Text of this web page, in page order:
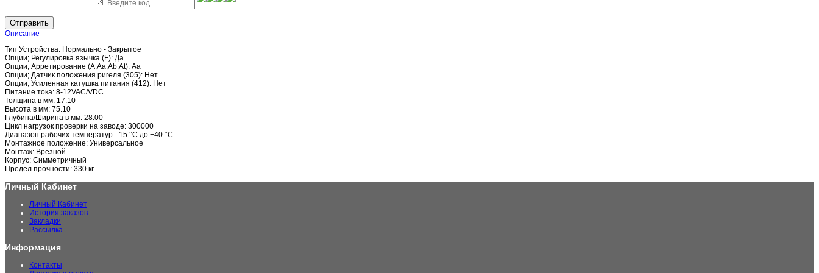
Отправить
Описание
Тип Устройства: Нормально - Закрытое
Опции; Регулировка язычка (F): Да
Опции; Арретирование (A,Aa,Ab,At): Aa
Опции; Датчик положения ригеля (305): Нет
Опции; Усиленная катушка питания (412): Нет
Питание тока: 8-12VAC/VDC
Толщина в мм: 17.10
Высота в мм: 75.10
Глубина/Ширина в мм: 28.00
Цикл нагрузок проверки на заводе: 300000
Диапазон рабочих температур: -15 °C до +40 °C
Монтажное положение: Универсальное
Монтаж: Врезной
Корпус: Симметричный
Предел прочности: 330 кг
Личный Кабинет
Личный Кабинет
История заказов
Закладки
Рассылка
Информация
Контакты